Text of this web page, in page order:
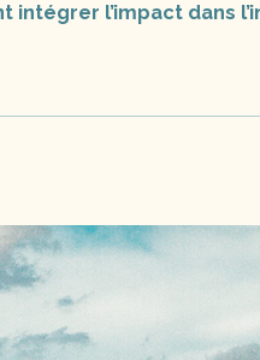
intégrer l’impact dans